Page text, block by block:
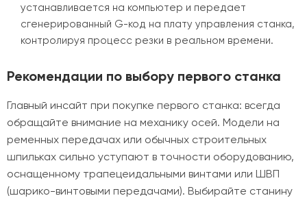
устанавливается на компьютер и передает
сгенерированный G-код на плату управления станка,
контролируя процесс резки в реальном времени.
Рекомендации по выбору первого станка
Главный инсайт при покупке первого станка: всегда
обращайте внимание на механику осей. Модели на
ременных передачах или обычных строительных
шпильках сильно уступают в точности оборудованию,
оснащенному трапецеидальными винтами или ШВП
(шарико-винтовыми передачами). Выбирайте станину